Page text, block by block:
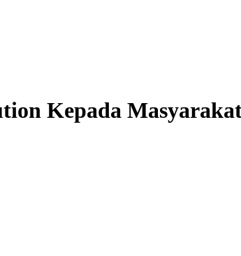
Kepada